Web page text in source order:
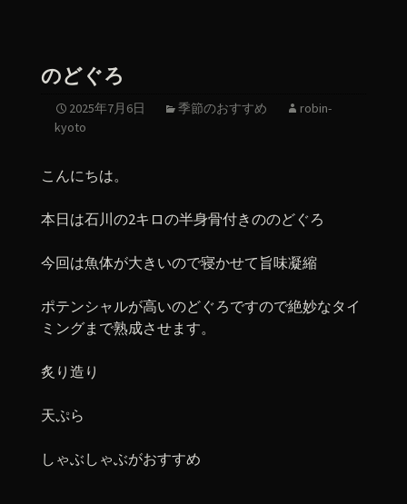
のどぐろ
2025年7月6日 季節のおすすめ
robin-
kyoto
こんにちは。
本日は石川の2キロの半身骨付きののどぐろ
今回は魚体が大きいので寝かせて旨味凝縮
ポテンシャルが高いのどぐろですので絶妙なタイ
ミングまで熟成させます。
炙り造り
天ぷら
しゃぶしゃぶがおすすめ